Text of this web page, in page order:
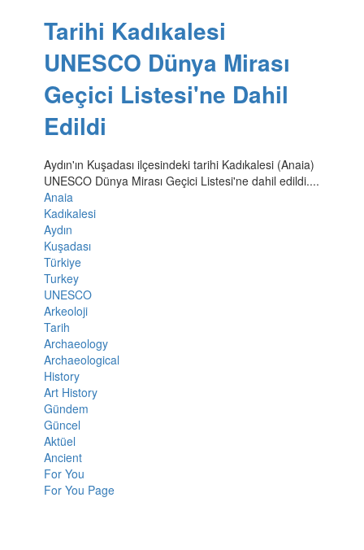
Tarihi Kadıkalesi
UNESCO Dünya Mirası
Geçici Listesi'ne Dahil
Edildi
Aydın'ın Kuşadası ilçesindeki tarihi Kadıkalesi (Anaia)
UNESCO Dünya Mirası Geçici Listesi'ne dahil edildi....
Anaia
Kadıkalesi
Aydın
Kuşadası
Türkiye
Turkey
UNESCO
Arkeoloji
Tarih
Archaeology
Archaeological
History
Art History
Gündem
Güncel
Aktüel
Ancient
For You
For You Page